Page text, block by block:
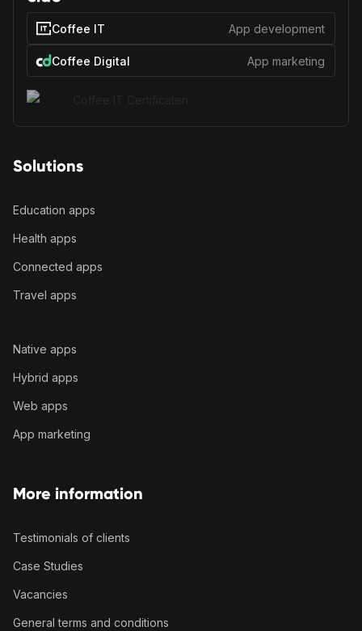
Solutions
Education apps
Health apps
Connected apps
Travel apps
Native apps
Hybrid apps
Web apps
App marketing
More information
Testimonials of clients
Case Studies
Vacancies
General terms and conditions
Coffee IT App development
Coffee Digital App marketing